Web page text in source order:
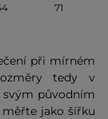
71
při mírném
tedy v
svým původním
jako šířku